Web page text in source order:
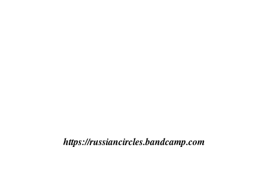
https://russiancircles.bandcamp.com